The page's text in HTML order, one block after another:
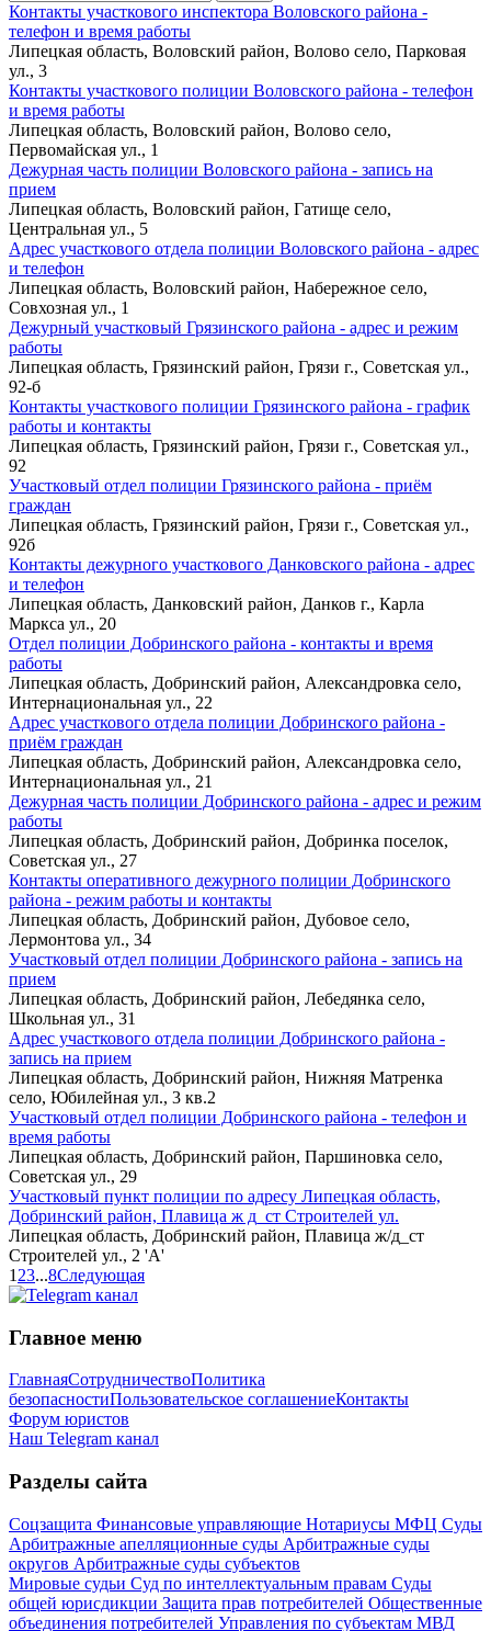
Контакты участкового инспектора Воловского района -
телефон и время работы
Липецкая область, Воловский район, Волово село, Парковая
ул., 3
Контакты участкового полиции Воловского района - телефон
и время работы
Липецкая область, Воловский район, Волово село,
Первомайская ул., 1
Дежурная часть полиции Воловского района - запись на
прием
Липецкая область, Воловский район, Гатище село,
Центральная ул., 5
Адрес участкового отдела полиции Воловского района - адрес
и телефон
Липецкая область, Воловский район, Набережное село,
Совхозная ул., 1
Дежурный участковый Грязинского района - адрес и режим
работы
Липецкая область, Грязинский район, Грязи г., Советская ул.,
92-б
Контакты участкового полиции Грязинского района - график
работы и контакты
Липецкая область, Грязинский район, Грязи г., Советская ул.,
92
Участковый отдел полиции Грязинского района - приём
граждан
Липецкая область, Грязинский район, Грязи г., Советская ул.,
92б
Контакты дежурного участкового Данковского района - адрес
и телефон
Липецкая область, Данковский район, Данков г., Карла
Маркса ул., 20
Отдел полиции Добринского района - контакты и время
работы
Липецкая область, Добринский район, Александровка село,
Интернациональная ул., 22
Адрес участкового отдела полиции Добринского района -
приём граждан
Липецкая область, Добринский район, Александровка село,
Интернациональная ул., 21
Дежурная часть полиции Добринского района - адрес и режим
работы
Липецкая область, Добринский район, Добринка поселок,
Советская ул., 27
Контакты оперативного дежурного полиции Добринского
района - режим работы и контакты
Липецкая область, Добринский район, Дубовое село,
Лермонтова ул., 34
Участковый отдел полиции Добринского района - запись на
прием
Липецкая область, Добринский район, Лебедянка село,
Школьная ул., 31
Адрес участкового отдела полиции Добринского района -
запись на прием
Липецкая область, Добринский район, Нижняя Матренка
село, Юбилейная ул., 3 кв.2
Участковый отдел полиции Добринского района - телефон и
время работы
Липецкая область, Добринский район, Паршиновка село,
Советская ул., 29
Участковый пункт полиции по адресу Липецкая область,
Добринский район, Плавица ж д_ст Строителей ул.
Липецкая область, Добринский район, Плавица ж/д_ст
Строителей ул., 2 'А'
1 23...8Следующая
Главное меню
ГлавнаяСотрудничествоПолитика
безопасностиПользовательское соглашениеКонтакты
Форум юристов
Наш Telegram канал
Разделы сайта
Соцзащита Финансовые управляющие Нотариусы МФЦ Суды
Арбитражные апелляционные суды Арбитражные суды
округов Арбитражные суды субъектов
Мировые судьи Суд по интеллектуальным правам Суды
общей юрисдикции Защита прав потребителей Общественные
объединения потребителей Управления по субъектам МВД